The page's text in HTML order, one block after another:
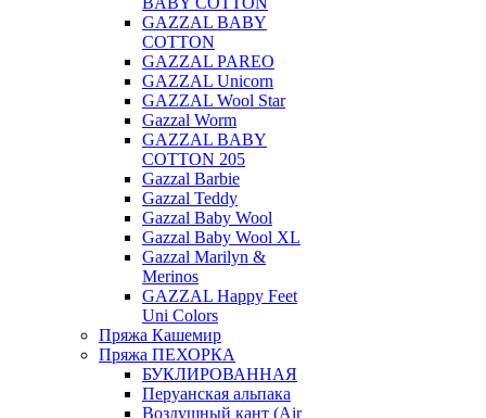
GAZZAL BABY
COTTON
GAZZAL PAREO
GAZZAL Unicorn
GAZZAL Wool Star
Gazzal Worm
GAZZAL BABY
COTTON 205
Gazzal Barbie
Gazzal Teddy
Gazzal Baby Wool
Gazzal Baby Wool XL
Gazzal Marilyn &
Merinos
GAZZAL Happy Feet
Uni Colors
Пряжа Кашемир
Пряжа ПЕХОРКА
БУКЛИРОВАННАЯ
Перуанская альпака
Воздушный кант (Air